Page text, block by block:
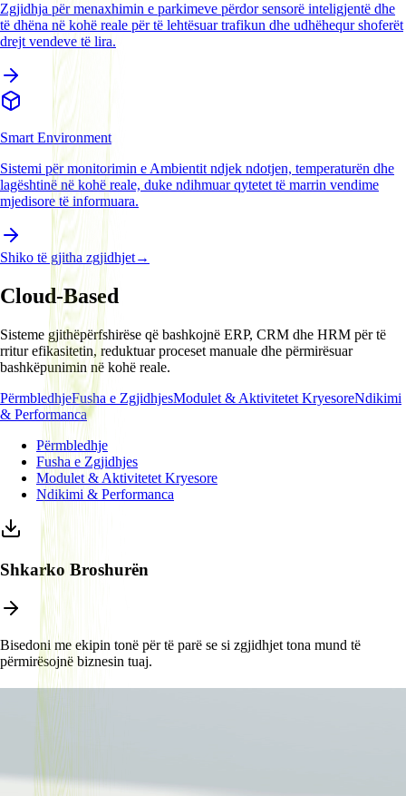
Zgjidhja për menaxhimin e parkimeve përdor sensorë inteligjentë dhe
të dhëna në kohë reale për të lehtësuar trafikun dhe udhëhequr shoferët
drejt vendeve të lira.
Smart Environment
Sistemi për monitorimin e Ambientit ndjek ndotjen, temperaturën dhe
lagështinë në kohë reale, duke ndihmuar qytetet të marrin vendime
mjedisore të informuara.
Shiko të gjitha zgjidhjet→
Cloud-Based
Sisteme gjithëpërfshirëse që bashkojnë ERP, CRM dhe HRM për të
rritur efikasitetin, reduktuar proceset manuale dhe përmirësuar
bashkëpunimin në kohë reale.
PërmbledhjeFusha e ZgjidhjesModulet & Aktivitetet KryesoreNdikimi
& Performanca
Përmbledhje
Fusha e Zgjidhjes
Modulet & Aktivitetet Kryesore
Ndikimi & Performanca
Shkarko Broshurën
Bisedoni me ekipin tonë për të parë se si zgjidhjet tona mund të
përmirësojnë biznesin tuaj.